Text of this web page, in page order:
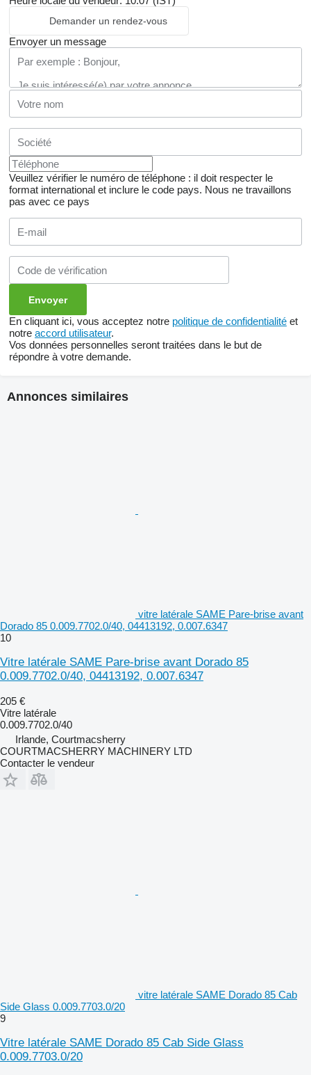
Demander un rendez-vous
Envoyer un message
Veuillez vérifier le numéro de téléphone : il doit respecter le
format international et inclure le code pays. Nous ne travaillons
pas avec ce pays
En cliquant ici, vous acceptez notre politique de confidentialité et
notre accord utilisateur.
Vos données personnelles seront traitées dans le but de
répondre à votre demande.
Annonces similaires
vitre latérale SAME Pare-brise avant
Dorado 85 0.009.7702.0/40, 04413192, 0.007.6347
10
Vitre latérale SAME Pare-brise avant Dorado 85
0.009.7702.0/40, 04413192, 0.007.6347
205 €
Vitre latérale
0.009.7702.0/40
Irlande, Courtmacsherry
COURTMACSHERRY MACHINERY LTD
Contacter le vendeur
vitre latérale SAME Dorado 85 Cab
Side Glass 0.009.7703.0/20
9
Vitre latérale SAME Dorado 85 Cab Side Glass
0.009.7703.0/20